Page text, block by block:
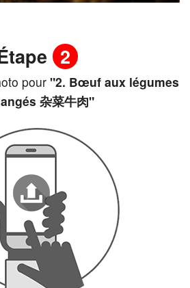
2
pour"2. Bœuf aux légumes
杂菜牛肉"